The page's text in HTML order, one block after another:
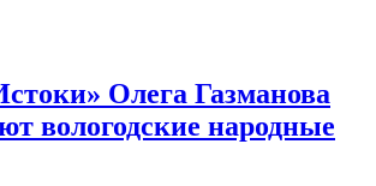
Олега Газманова
вологодские народные